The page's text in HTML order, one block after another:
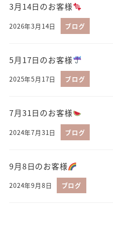
3月14日のお客様
2026年3月14日 ブログ
5月17日のお客様
2025年5月17日 ブログ
7月31日のお客様
2024年7月31日 ブログ
9月8日のお客様
2024年9月8日 ブログ